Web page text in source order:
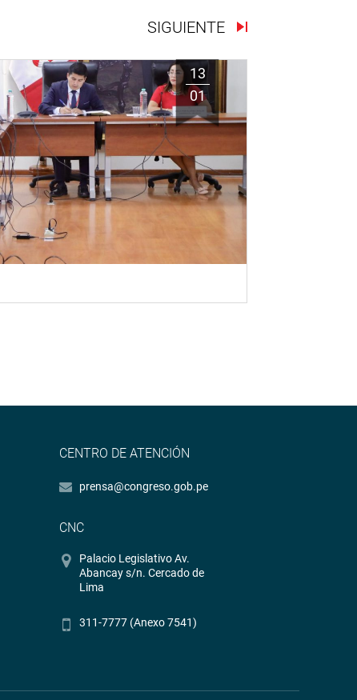
SIGUIENTE
13
01
CENTRO DE ATENCIÓN
prensa@congreso.gob.pe
CNC
Palacio Legislativo Av.
Abancay s/n. Cercado de
Lima
311-7777 (Anexo 7541)